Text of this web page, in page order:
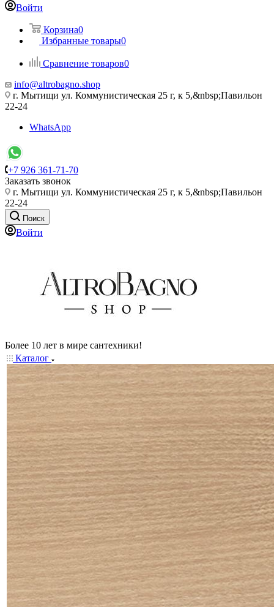
Войти
Корзина0
Избранные товары0
Сравнение товаров0
info@altrobagno.shop
г. Мытищи ул. Коммунистическая 25 г, к 5,&nbsp;Павильон
22-24
WhatsApp
+7 926 361-71-70
Заказать звонок
г. Мытищи ул. Коммунистическая 25 г, к 5,&nbsp;Павильон
22-24
Поиск
Войти
Более 10 лет в мире сантехники!
Каталог